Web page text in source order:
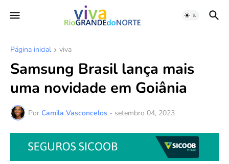
Página inicial viva
Samsung Brasil lança mais
uma novidade em Goiânia
Por Camila Vasconcelos - setembro 04, 2023